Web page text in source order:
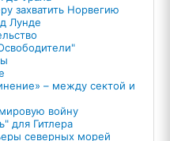
захватить Норвегию
Лунде
– между сектой и
войну
для Гитлера
северных морей